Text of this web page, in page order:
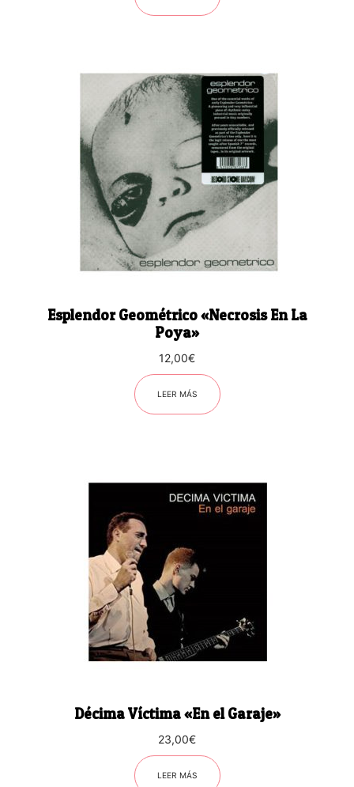
Esplendor Geométrico «Necrosis En La
Poya»
12,00€
LEER MÁS
Décima Víctima «En el Garaje»
23,00€
LEER MÁS